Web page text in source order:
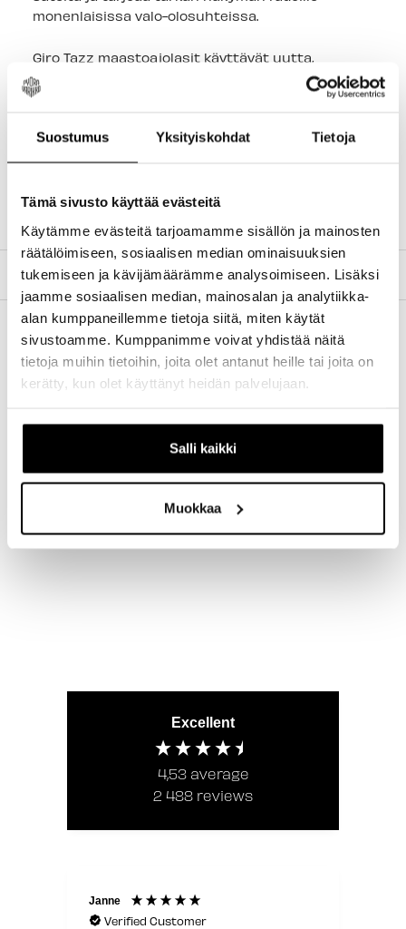
Suostumus Yksityiskohdat Tietoja
Tämä sivusto käyttää evästeitä
Käytämme evästeitä tarjoamamme sisällön ja mainosten
räätälöimiseen, sosiaalisen median ominaisuuksien
tukemiseen ja kävijämäärämme analysoimiseen. Lisäksi
jaamme sosiaalisen median, mainosalan ja analytiikka-
alan kumppaneillemme tietoja siitä, miten käytät
sivustoamme. Kumppanimme voivat yhdistää näitä
tietoja muihin tietoihin, joita olet antanut heille tai joita on
kerätty, kun olet käyttänyt heidän palvelujaan.
Salli kaikki
Muokkaa
monenlaisissa valo-olosuhteissa.
Giro Tazz maastoajolasit käyttävät uutta,
keskikokoista kehystä, joka on suunniteltu
Expansion View Technology (EXV) -tekniikan
mukavasti eri kasvojen muotoihin ja kokoihin.
vakaan istuvuuden ja supervent-vaahtomuovin
TILAUS JA MAKSUTAVAT
- Tuotteesta ei ole vielä arvosteluja -
tuotteesta
New content loaded
Excellent
4,53 average
2 488 reviews
Janne
Verified Customer